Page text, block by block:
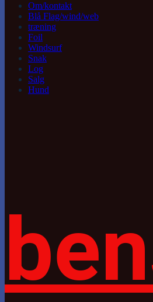
Om/kontakt
Blå Flag/wind/web
træning
Foil
Windsurf
Snak
Log
Salg
Hund